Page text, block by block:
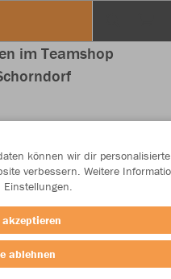
im Teamshop
können wir dir personalisierte
verbessern. Weitere
ablehnen